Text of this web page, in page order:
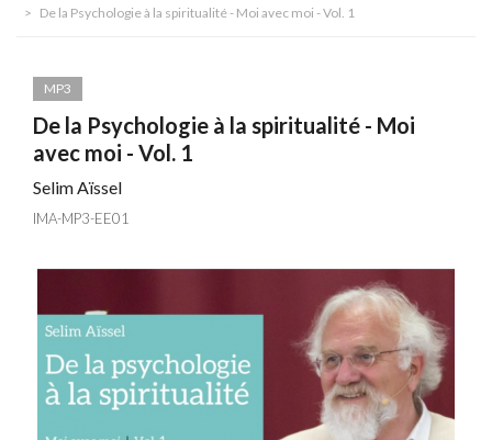
> De la Psychologie à la spiritualité - Moi avec moi - Vol. 1
MP3
De la Psychologie à la spiritualité - Moi
avec moi - Vol. 1
Selim Aïssel
IMA-MP3-EE01